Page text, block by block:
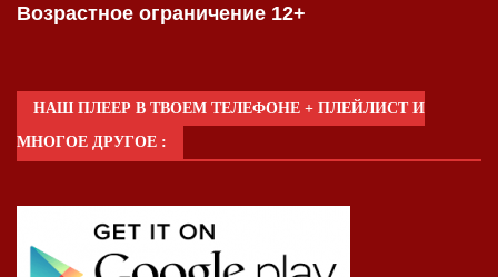
Возрастное ограничение 12+
НАШ ПЛЕЕР В ТВОЕМ ТЕЛЕФОНЕ + ПЛЕЙЛИСТ И
МНОГОЕ ДРУГОЕ :